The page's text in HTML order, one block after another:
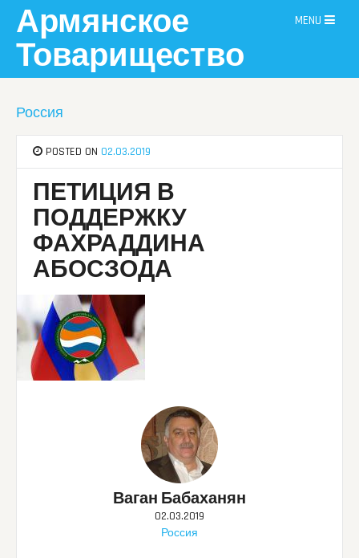
content
Армянское
Товарищество
MENU
Россия
POSTED ON 02.03.2019
ПЕТИЦИЯ В
ПОДДЕРЖКУ
ФАХРАДДИНА
АБОСЗОДА
Ваган Бабаханян
02.03.2019
Россия